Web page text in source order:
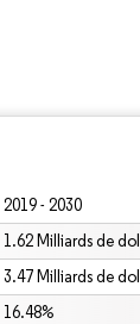
2019 - 2030
1.62 Milliards de
3.47 Milliards de
16.48%